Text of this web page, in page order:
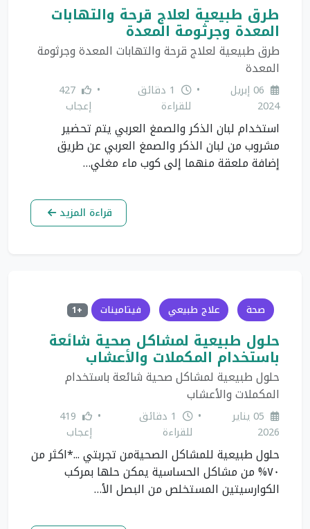
طرق طبيعية لعلاج قرحة والتهابات
المعدة وجرثومة المعدة
طرق طبيعية لعلاج قرحة والتهابات المعدة وجرثومة
المعدة
06 إبريل
2024
•
1 دقائق
للقراءة
•
427
إعجاب
استخدام لبان الذكر والصمغ العربي يتم تحضير
مشروب من لبان الذكر والصمغ العربي عن طريق
إضافة ملعقة منهما إلى كوب ماء مغلي…
قراءة المزيد
صحة علاج طبيعي فيتامينات +1
حلول طبيعية لمشاكل صحية شائعة
باستخدام المكملات والأعشاب
حلول طبيعية لمشاكل صحية شائعة باستخدام
المكملات والأعشاب
05 يناير
2026
•
1 دقائق
للقراءة
•
419
إعجاب
حلول طبيعية للمشاكل الصحيةمن تجربتي ...*اكثر من
٧٠% من مشاكل الحساسية يمكن حلها بمركب
الكوارسيتين المستخلص من البصل الأ…